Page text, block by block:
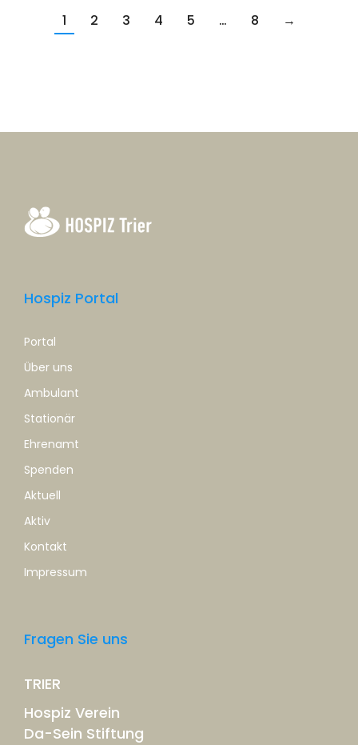
1 2 3 4 5 … 8 →
Hospiz Portal
Portal
Über uns
Ambulant
Stationär
Ehrenamt
Spenden
Aktuell
Aktiv
Kontakt
Impressum
Fragen Sie uns
TRIER
Hospiz Verein
Da-Sein Stiftung